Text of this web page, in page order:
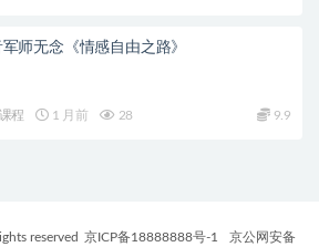
师无念《情感自由之路》
程 1 月前 28 9.9
reserved 京ICP备18888888号-1 京公网安备